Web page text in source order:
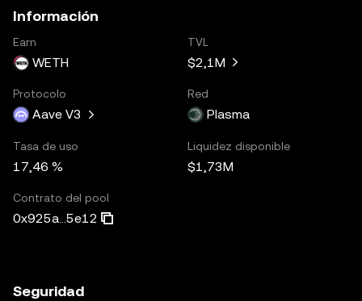
Información
Earn
WETH
TVL
$2,1M
Protocolo
Aave V3
Red
Plasma
Tasa de uso
17,46 %
Liquidez disponible
$1,73M
Contrato del pool
0x925a...5e12
Seguridad